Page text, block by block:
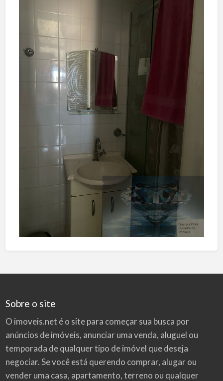
Sobre o site
O imoveis.net é o site para começar sua busca por
anúncios de imóveis, anunciar uma venda, aluguel ou
temporada de qualquer tipo de imóvel que deseja
negociar. Se você está querendo comprar, alugar ou
vender uma casa, apartamento, terreno ou qualquer